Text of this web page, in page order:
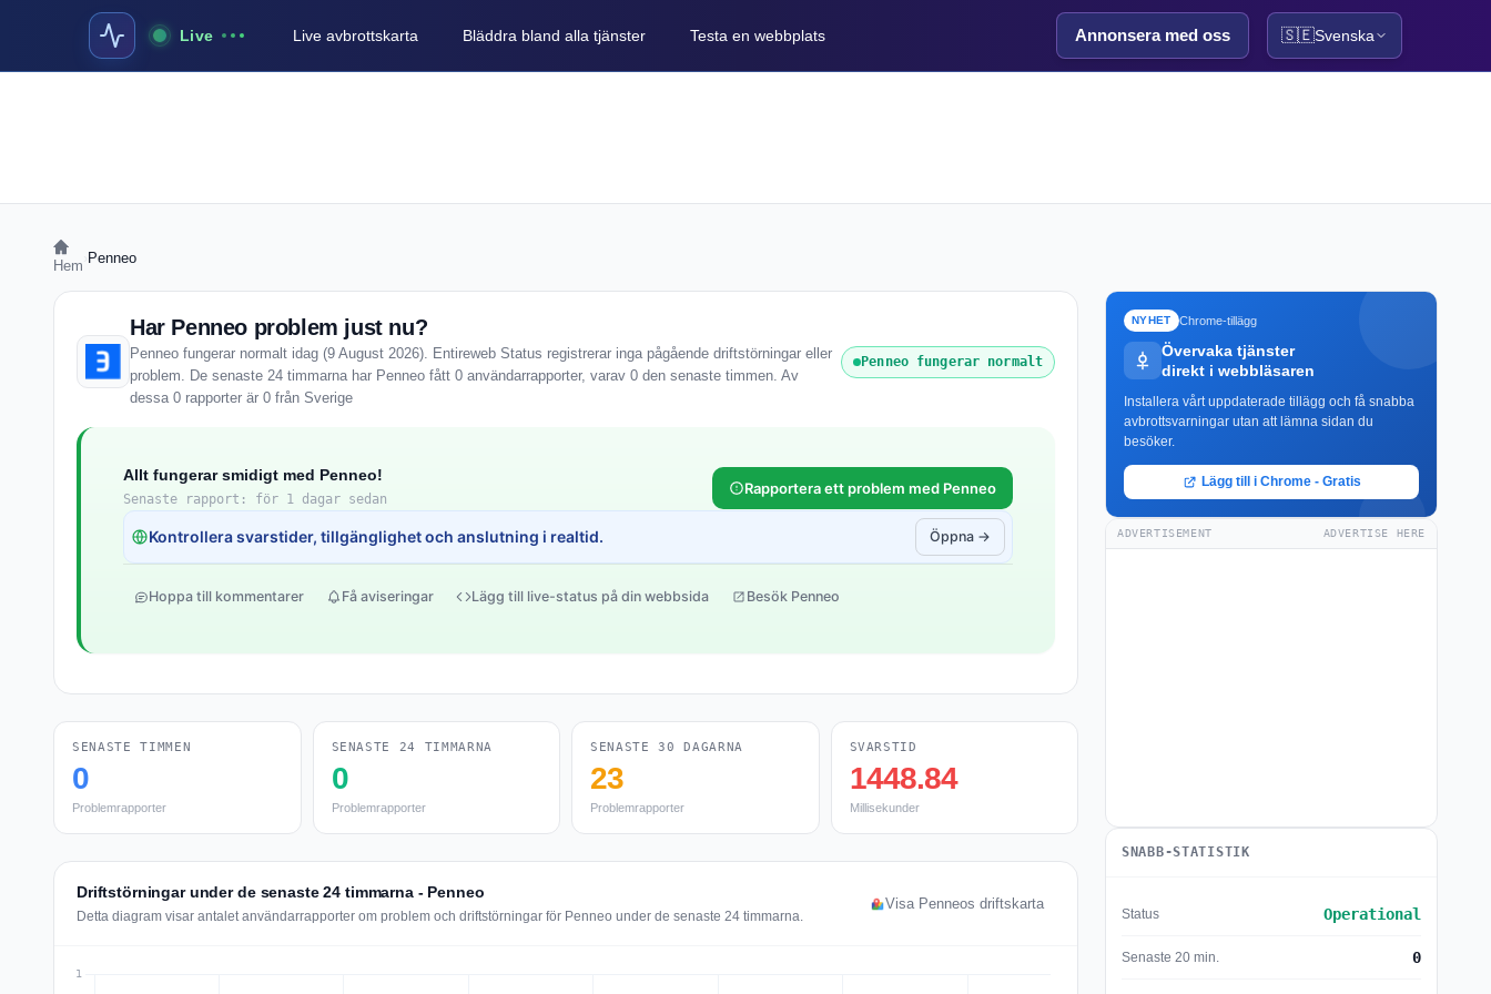
Live Live avbrottskarta Bläddra bland alla tjänster Testa en webbplats Annonsera med oss 🇸🇪Svenska
Hem Penneo
Har Penneo problem just nu?
Penneo fungerar normalt idag (9 August 2026). Entireweb Status registrerar inga pågående driftstörningar eller
problem. De senaste 24 timmarna har Penneo fått 0 användarrapporter, varav 0 den senaste timmen. Av
dessa 0 rapporter är 0 från Sverige
Penneo fungerar normalt
Allt fungerar smidigt med Penneo!
Senaste rapport: för 1 dagar sedan
Rapportera ett problem med Penneo
Kontrollera svarstider, tillgänglighet och anslutning i realtid. Öppna →
Hoppa till kommentarer Få aviseringar Lägg till live-status på din webbsida Besök Penneo
SENASTE TIMMEN
0
Problemrapporter
SENASTE 24 TIMMARNA
0
Problemrapporter
SENASTE 30 DAGARNA
23
Problemrapporter
SVARSTID
1448.84
Millisekunder
Driftstörningar under de senaste 24 timmarna - Penneo
Detta diagram visar antalet användarrapporter om problem och driftstörningar för Penneo under de senaste 24 timmarna.
Visa Penneos driftskarta
NYHET Chrome-tillägg
Övervaka tjänster
direkt i webbläsaren
Installera vårt uppdaterade tillägg och få snabba
avbrottsvarningar utan att lämna sidan du
besöker.
Lägg till i Chrome - Gratis
ADVERTISEMENT ADVERTISE HERE
SNABB-STATISTIK
Status Operational
Senaste 20 min. 0